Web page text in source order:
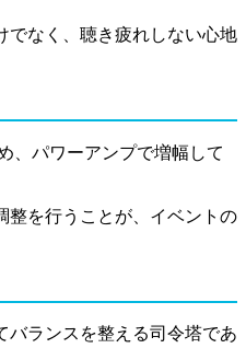
でなく、聴き疲れしない心地
、パワーアンプで増幅して
整を行うことが、イベントの
バランスを整える司令塔であ